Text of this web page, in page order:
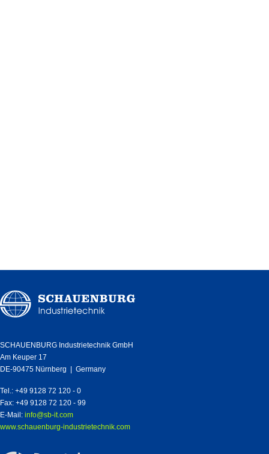
SCHAUENBURG Industrietechnik GmbH
Am Keuper 17
DE-90475 Nürnberg | Germany
Tel.: +49 9128 72 120 - 0
Fax: +49 9128 72 120 - 99
E-Mail: info@sb-it.com
www.schauenburg-industrietechnik.com